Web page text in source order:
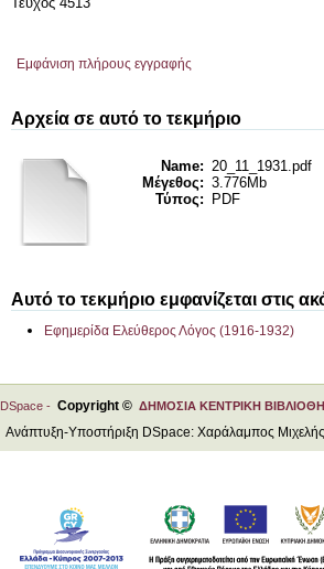
Εμφάνιση πλήρους εγγραφής
Αρχεία σε αυτό το τεκμήριο
Name: 20_11_1931.pdf
Μέγεθος: 3.776Mb
Τύπος:
PDF
Αυτό το τεκμήριο εμφανίζεται στις
Εφημερίδα Ελεύθερος Λόγος (1916-1932)
DSpace - Copyright © ΔΗΜΟΣΙΑ ΚΕΝΤΡΙΚΗ
Ανάπτυξη-Υποστήριξη DSpace: Χαράλαμπος Μιχελής